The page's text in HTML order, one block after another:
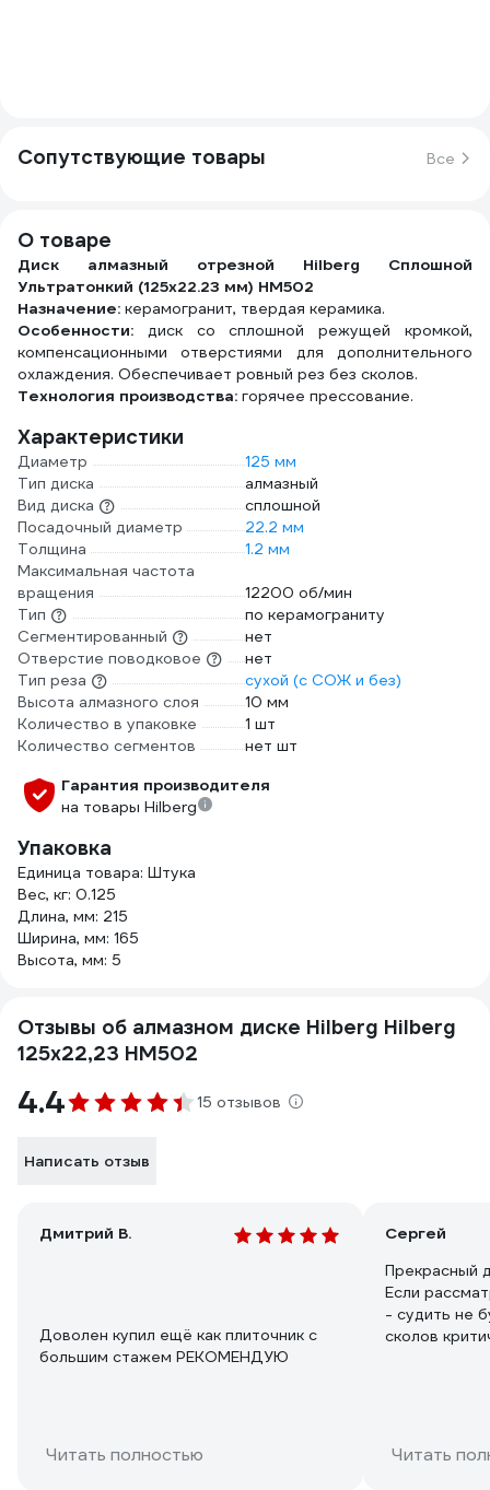
Сопутствующие товары Все
О товаре
Диск алмазный отрезной Hilberg Сплошной
Ультратонкий (125х22.23 мм) HM502
Назначение: керамогранит, твердая керамика.
Особенности: диск со сплошной режущей кромкой,
компенсационными отверстиями для дополнительного
охлаждения. Обеспечивает ровный рез без сколов.
Технология производства: горячее прессование.
Характеристики
Диаметр
125 мм
Тип диска
алмазный
Вид диска
сплошной
Посадочный диаметр
22.2 мм
Толщина
1.2 мм
Максимальная частота
вращения
12200 об/мин
Тип
по керамограниту
Сегментированный
нет
Отверстие поводковое
нет
Тип реза
сухой (с СОЖ и без)
Высота алмазного слоя
10 мм
Количество в упаковке
1 шт
Количество сегментов
нет шт
Гарантия производителя
на товары Hilberg
Упаковка
Единица товара: Штука
Вес, кг: 0.125
Длина, мм: 215
Ширина, мм: 165
Высота, мм: 5
Отзывы об алмазном диске Hilberg Hilberg
125х22,23 HM502
4.4 15 отзывов
Написать отзыв
Дмитрий В.
Доволен купил ещё как плиточник с
большим стажем РЕКОМЕНДУЮ
Читать полностью
Сергей
Прекрасный
Если
- судить не
сколов
Читать